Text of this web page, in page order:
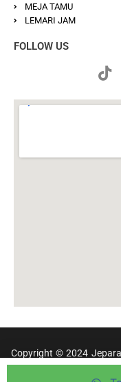
MEJA TAMU
LEMARI JAM
FOLLOW US
Copyright © 2024